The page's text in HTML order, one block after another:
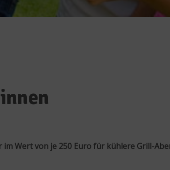
Wert von je 250 Euro für kühlere Grill-